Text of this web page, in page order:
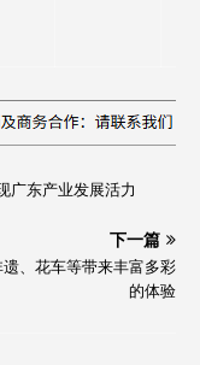
广东产业发展活力
下一篇
、花车等带来丰富多彩
的体验